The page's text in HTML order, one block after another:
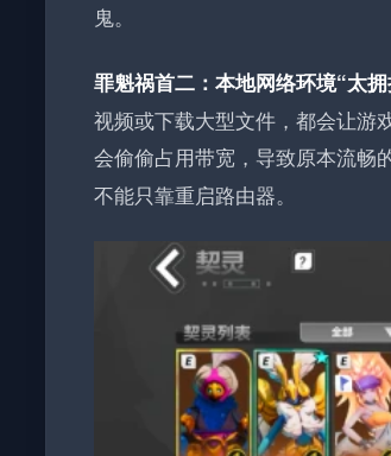
鬼。
罪魁祸首二：本地网络环境“太拥
视频或下载大型文件，都会让游
会偷偷占用带宽，导致原本流畅
不能只靠重启路由器。